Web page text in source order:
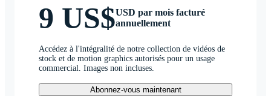
9 US$USD par mois facturé
annuellement
Accédez à l'intégralité de notre collection de vidéos de
stock et de motion graphics autorisés pour un usage
commercial. Images non incluses.
Abonnez-vous maintenant